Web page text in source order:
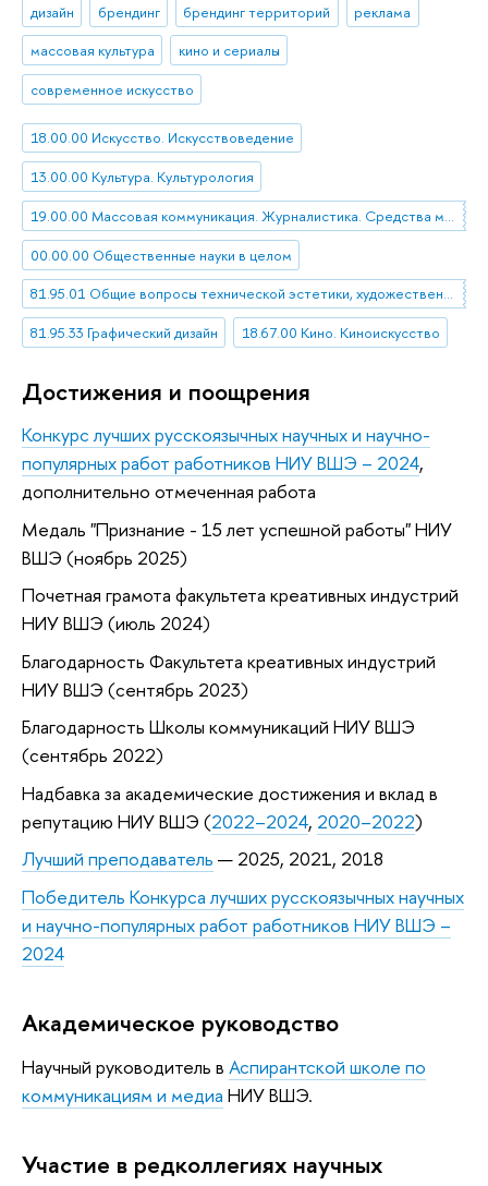
дизайн
брендинг брендинг территорий
реклама
массовая культура
кино и сериалы
современное искусство
18.00.00 Искусство. Искусствоведение
13.00.00 Культура. Культурология
19.00.00 Массовая коммуникация. Журналистика. Средства массовой информации
00.00.00 Общественные науки в целом
81.95.01 Общие вопросы технической эстетики, художественного конструирования, дизайна
81.95.33 Графический дизайн
18.67.00 Кино. Киноискусство
Достижения и поощрения
Конкурс лучших русскоязычных научных и научно-
популярных работ работников НИУ ВШЭ – 2024,
дополнительно отмеченная работа
Медаль "Признание - 15 лет успешной работы" НИУ
ВШЭ (ноябрь 2025)
Почетная грамота факультета креативных индустрий
НИУ ВШЭ (июль 2024)
Благодарность Факультета креативных индустрий
НИУ ВШЭ (сентябрь 2023)
Благодарность Школы коммуникаций НИУ ВШЭ
(сентябрь 2022)
Надбавка за академические достижения и вклад в
репутацию НИУ ВШЭ (2022–2024, 2020–2022)
Лучший преподаватель — 2025, 2021, 2018
Победитель Конкурса лучших русскоязычных научных
и научно-популярных работ работников НИУ ВШЭ –
2024
Академическое руководство
Научный руководитель в Аспирантской школе по
коммуникациям и медиа НИУ ВШЭ.
Участие в редколлегиях научных